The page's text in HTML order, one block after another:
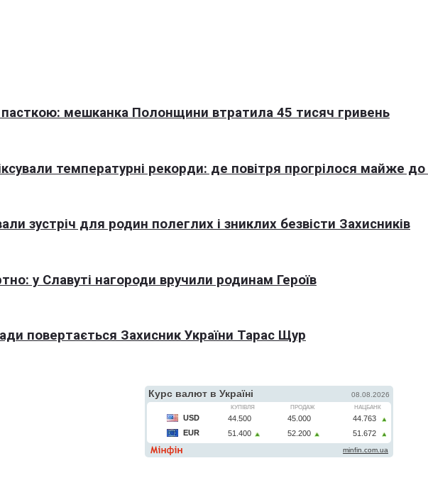
пасткою: мешканка Полонщини втратила 45 тисяч гривень
температурні рекорди: де повітря прогрілося майже до
зустріч для родин полеглих і зниклих безвісти Захисників
у Славуті нагороди вручили родинам Героїв
повертається Захисник України Тарас Щур